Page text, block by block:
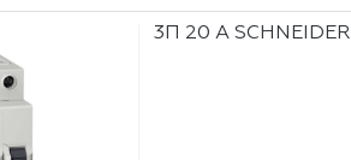
3П 20 А SCHNEIDER